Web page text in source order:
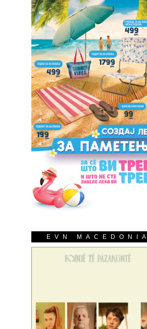
EVN MACEDONIA